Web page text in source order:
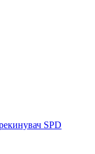
SPD